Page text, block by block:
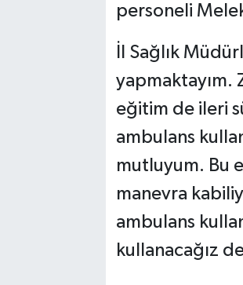
personeli
İl Sağlık
yapmaktayım.
eğitim de ileri
ambulans
mutluyum. Bu
manevra
ambulans
kullanacağız